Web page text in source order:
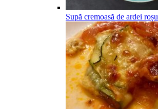
Supă cremoasă de ardei roșu